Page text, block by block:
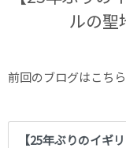
ルの聖
前回のブログはこち
【25年ぶりのイギ
サンキャッチャーワー
遠隔ヒーリング